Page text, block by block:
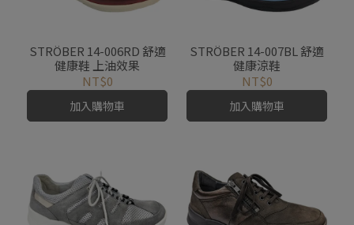
STRÖBER 14-006RD 舒適
健康鞋 上油效果
NT$0
加入購物車
STRÖBER 14-007BL 舒適
健康涼鞋
NT$0
加入購物車